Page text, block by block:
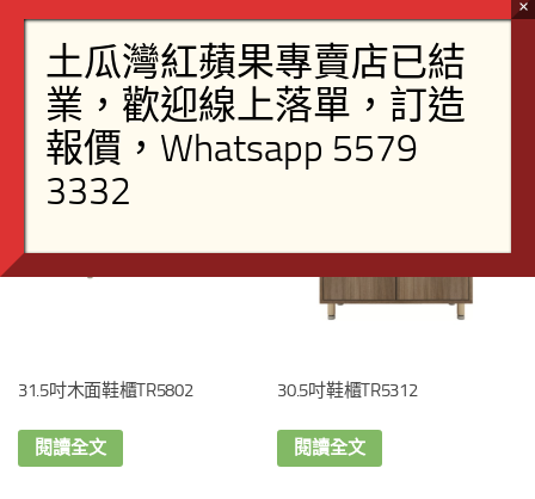
31.5吋木面鞋櫃TR5802
閱讀全文
30.5吋鞋櫃TR5312
閱讀全文